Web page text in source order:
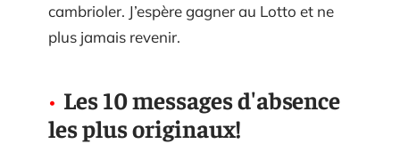
cambrioler. J’espère gagner au Lotto et ne
plus jamais revenir.
Les 10 messages d'absence
les plus originaux!